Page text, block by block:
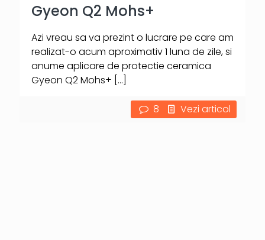
Gyeon Q2 Mohs+
Azi vreau sa va prezint o lucrare pe care am
realizat-o acum aproximativ 1 luna de zile, si
anume aplicare de protectie ceramica
Gyeon Q2 Mohs+ […]
8 Vezi articol